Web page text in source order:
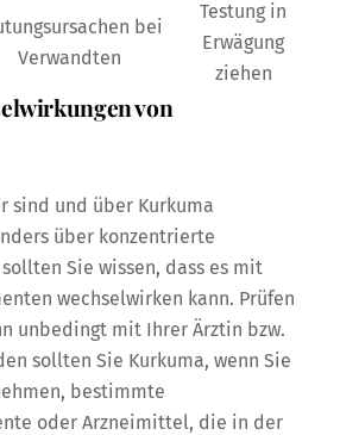
bei
Verwandten
Testung in
Erwägung
ziehen
von
sind und über Kurkuma
über konzentrierte
Sie wissen, dass es mit
wechselwirken kann. Prüfen
unbedingt mit Ihrer Ärztin bzw.
sollten Sie Kurkuma, wenn Sie
bestimmte
oder Arzneimittel, die in der